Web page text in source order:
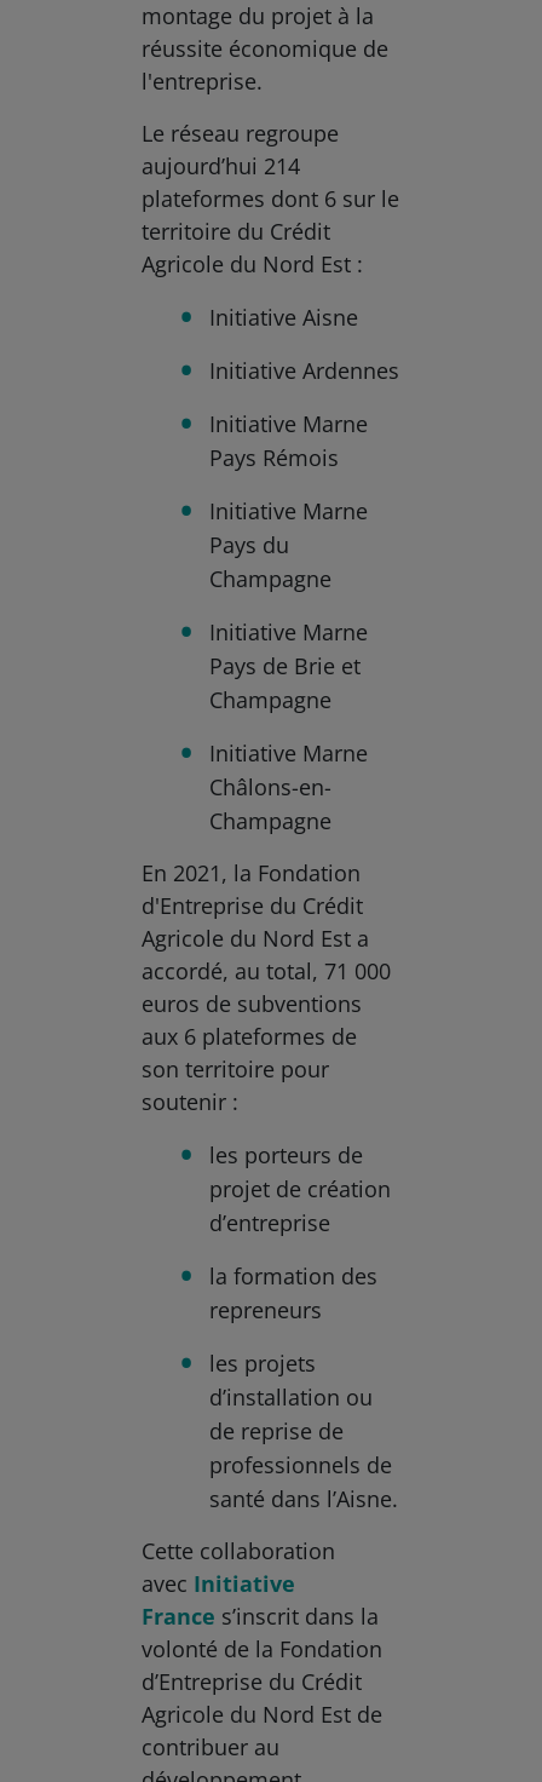
montage du projet à la
réussite économique de
l'entreprise.
Le réseau regroupe
aujourd’hui 214
plateformes dont 6 sur le
territoire du Crédit
Agricole du Nord Est :
Initiative Aisne
Initiative Ardennes
Initiative Marne
Pays Rémois
Initiative Marne
Pays du
Champagne
Initiative Marne
Pays de Brie et
Champagne
Initiative Marne
Châlons-en-
Champagne
En 2021, la Fondation
d'Entreprise du Crédit
Agricole du Nord Est a
accordé, au total, 71 000
euros de subventions
aux 6 plateformes de
son territoire pour
soutenir :
les porteurs de
projet de création
d’entreprise
la formation des
repreneurs
les projets
d’installation ou
de reprise de
professionnels de
santé dans l’Aisne.
Cette collaboration
avec Initiative
France s’inscrit dans la
volonté de la Fondation
d’Entreprise du Crédit
Agricole du Nord Est de
contribuer au